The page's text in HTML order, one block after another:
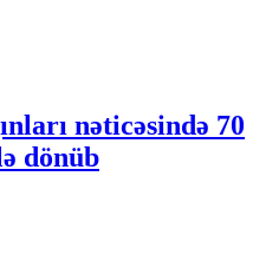
nəticəsində 70
dönüb